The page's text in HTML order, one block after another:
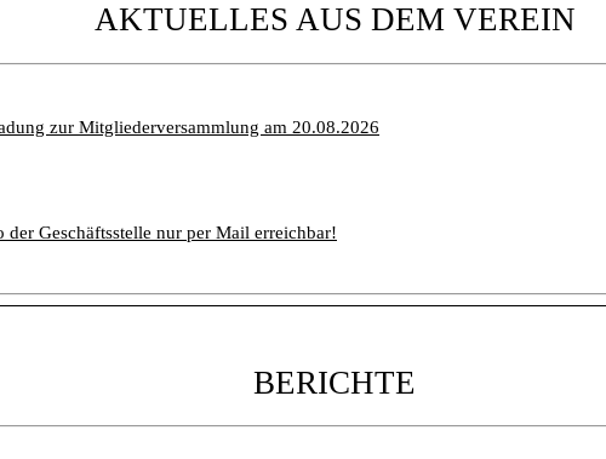
AKTUELLES AUS DEM VEREIN
zur Mitgliederversammlung am 20.08.2026
der Geschäftsstelle nur per Mail erreichbar!
BERICHTE